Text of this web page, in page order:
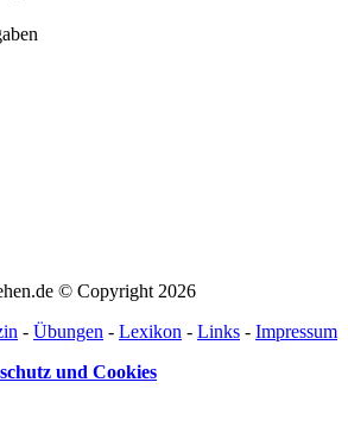
© Copyright 2026
- Übungen - Lexikon - Links - Impressum
und Cookies